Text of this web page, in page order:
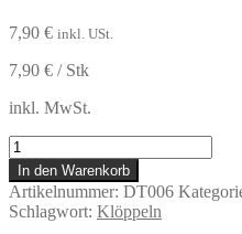
7,90 € inkl. USt.
7,90 € / Stk
inkl. MwSt.
Torchonentwurf
Band
Zickzackband
mit
Rohrstuhlgrund
In den Warenkorb
Artikelnummer: DT006
Schlagwort: Klöppeln